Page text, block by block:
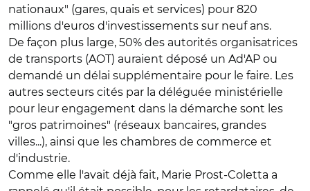
nationaux" (gares, quais et services) pour 820
millions d'euros d'investissements sur neuf ans.
De façon plus large, 50% des autorités organisatrices
de transports (AOT) auraient déposé un Ad'AP ou
demandé un délai supplémentaire pour le faire. Les
autres secteurs cités par la déléguée ministérielle
pour leur engagement dans la démarche sont les
"gros patrimoines" (réseaux bancaires, grandes
villes...), ainsi que les chambres de commerce et
d'industrie.
Comme elle l'avait déjà fait, Marie Prost-Coletta a